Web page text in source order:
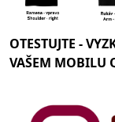
OTESTUJTE -
VAŠEM MOBILU